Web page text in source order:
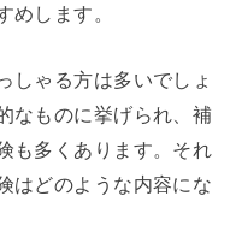
めします。
しゃる方は多いでしょ
なものに挙げられ、補
も多くあります。それ
はどのような内容にな